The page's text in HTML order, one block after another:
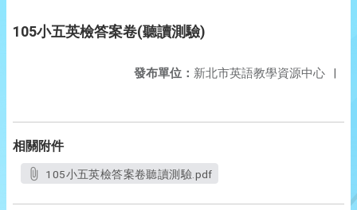
105小五英檢答案卷(聽讀測驗)
發布單位： 新北市英語教學資源中心 |
相關附件
105小五英檢答案卷聽讀測驗.pdf